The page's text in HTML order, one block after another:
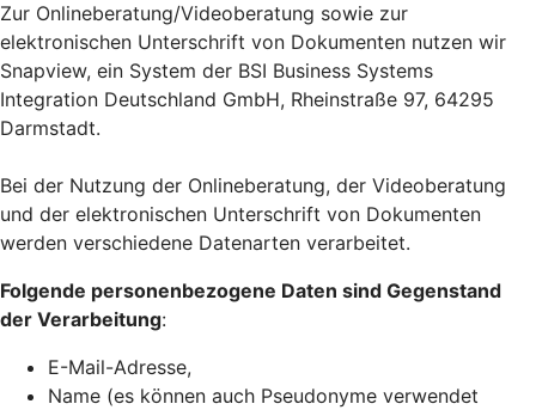
Zur Onlineberatung/Videoberatung sowie zur
elektronischen Unterschrift von Dokumenten nutzen wir
Snapview, ein System der BSI Business Systems
Integration Deutschland GmbH, Rheinstraße 97, 64295
Darmstadt.
Bei der Nutzung der Onlineberatung, der Videoberatung
und der elektronischen Unterschrift von Dokumenten
werden verschiedene Datenarten verarbeitet.
Folgende personenbezogene Daten sind Gegenstand
der Verarbeitung:
E-Mail-Adresse,
Name (es können auch Pseudonyme verwendet